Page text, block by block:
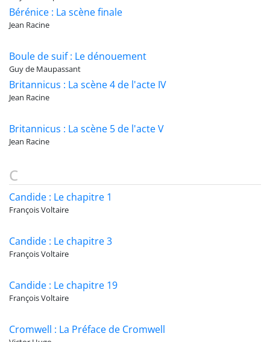
Bérénice : La scène finale
Jean Racine
Boule de suif : Le dénouement
Guy de Maupassant
Britannicus : La scène 4 de l'acte IV
Jean Racine
Britannicus : La scène 5 de l'acte V
Jean Racine
C
Candide : Le chapitre 1
François Voltaire
Candide : Le chapitre 3
François Voltaire
Candide : Le chapitre 19
François Voltaire
Cromwell : La Préface de Cromwell